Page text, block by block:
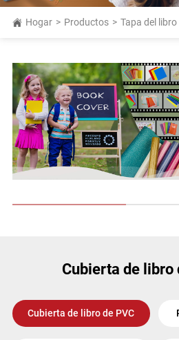
Hogar > Productos > Tapa del libro
Cubierta de libro
Cubierta de libro de PVC